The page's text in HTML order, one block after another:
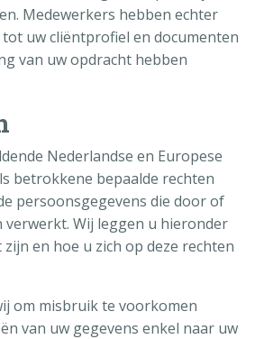
Medewerkers hebben echter
uw cliëntprofiel en documenten
van uw opdracht hebben
Nederlandse en Europese
betrokkene bepaalde rechten
persoonsgegevens die door of
verwerkt. Wij leggen u hieronder
en hoe u zich op deze rechten
om misbruik te voorkomen
van uw gegevens enkel naar uw